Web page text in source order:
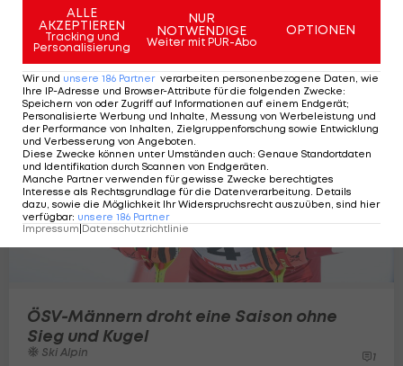
Männer-RTL in Sun Valley
Ski Alpin
ÖSV-Männern droht eine Saison ohne
Sieg und Kugel
Ski Alpin 1
ALLE
AKZEPTIEREN
Tracking und
Personalisierung
NUR
NOTWENDIGE
Weiter mit PUR-Abo
OPTIONEN
Wir und unsere 186 Partner verarbeiten personenbezogene Daten, wie
Ihre IP-Adresse und Browser-Attribute für die folgenden Zwecke:
Speichern von oder Zugriff auf Informationen auf einem Endgerät;
Personalisierte Werbung und Inhalte, Messung von Werbeleistung und
der Performance von Inhalten, Zielgruppenforschung sowie Entwicklung
und Verbesserung von Angeboten.
Diese Zwecke können unter Umständen auch: Genaue Standortdaten
und Identifikation durch Scannen von Endgeräten.
Manche Partner verwenden für gewisse Zwecke berechtigtes
Interesse als Rechtsgrundlage für die Datenverarbeitung. Details
dazu, sowie die Möglichkeit Ihr Widerspruchsrecht auszuüben, sind hier
verfügbar: unsere 186 Partner
Impressum Datenschutzrichtlinie